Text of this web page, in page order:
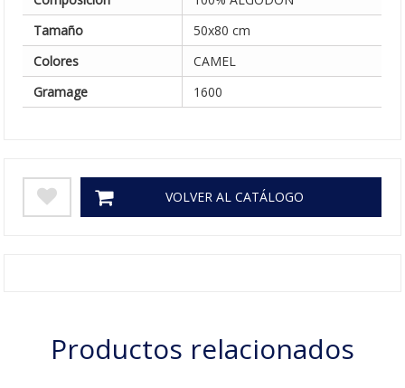
Tamaño
50x80 cm
Colores
CAMEL
Gramage
1600
VOLVER AL CATÁLOGO
Productos relacionados